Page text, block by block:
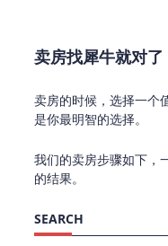
卖房找犀牛就对了
卖房的时候，选择一个
是你最明智的选择。
我们的卖房步骤如下，
的结果。
SEARCH